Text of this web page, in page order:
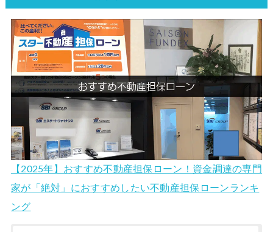
【2025年】おすすめ不動産担保ローン！資金調達の専門
家が「絶対」におすすめしたい不動産担保ローンランキ
ング